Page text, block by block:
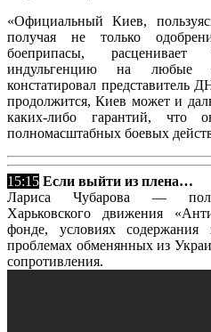
«Официальный Киев,
получая не только
боеприпасы,
индульгенцию на любые
констатировал представитель
продолжится, Киев может и
каких-либо гарантий, что
полномасштабных боевых
15:15 Если выйти из плена…
Лариса Чубарова —
Харьковского движения
фонде, условиях содержания
проблемах обменянных из
сопротивления.